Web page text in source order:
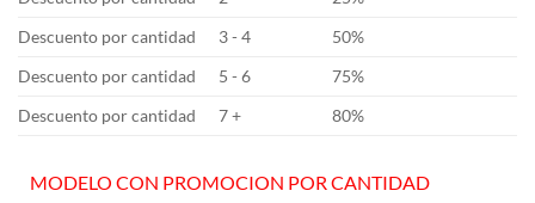
Descuento por cantidad
3 - 4
50%
Descuento por cantidad
5 - 6
75%
Descuento por cantidad
7 + 80%
MODELO CON PROMOCION POR CANTIDAD